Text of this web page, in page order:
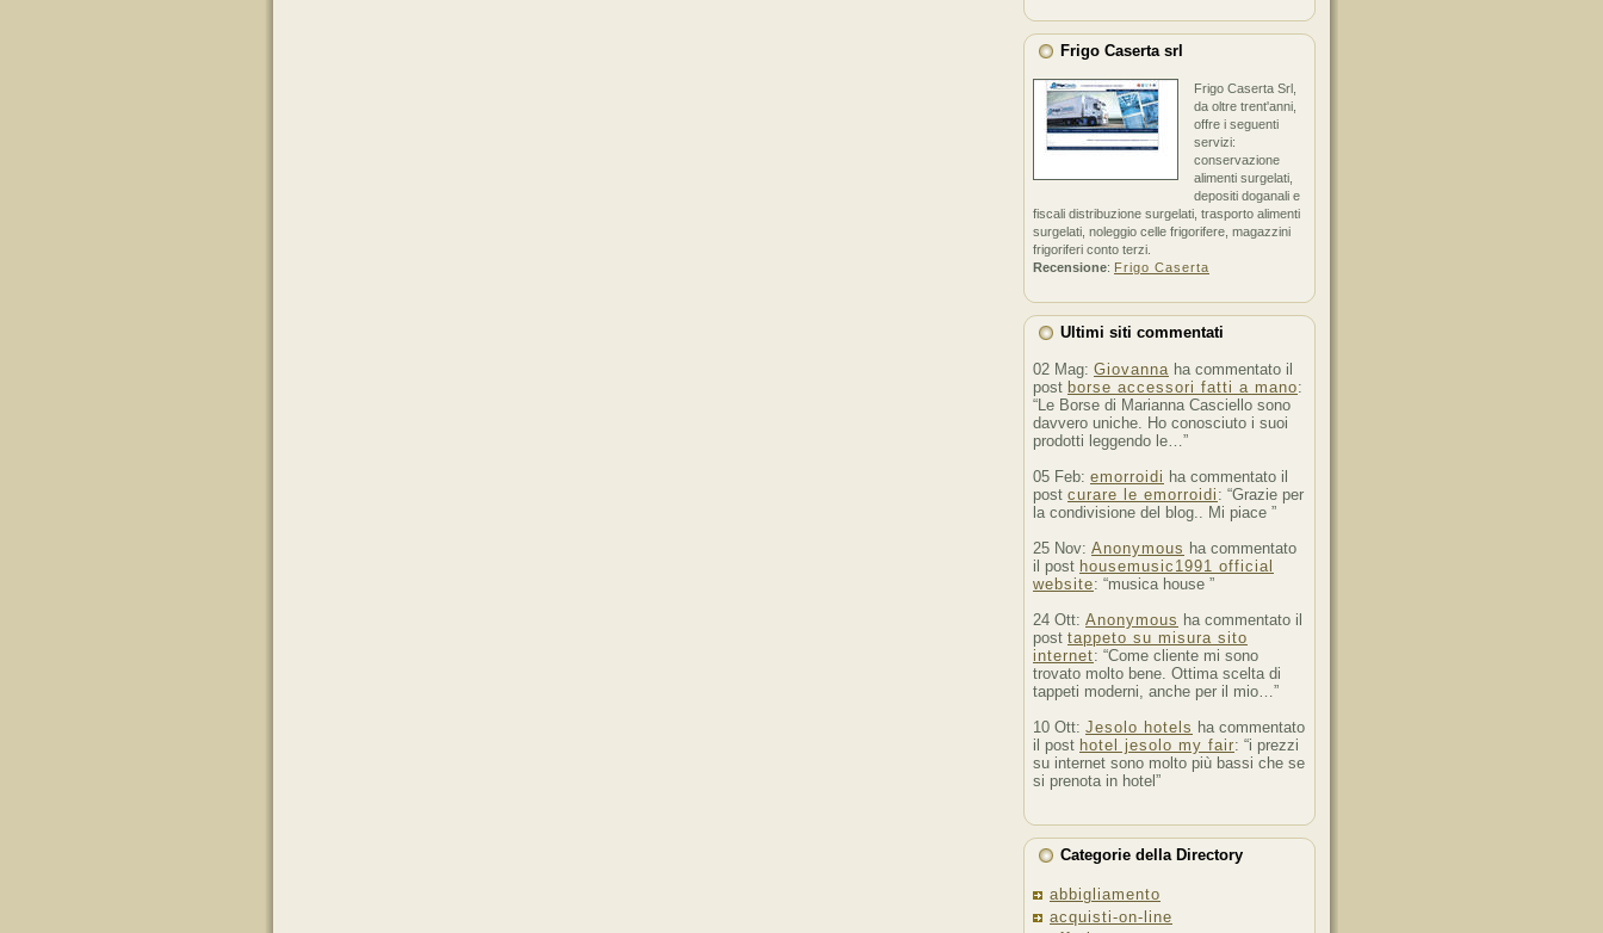
Frigo Caserta srl
Frigo Caserta Srl,
da oltre trent'anni,
offre i seguenti
servizi:
conservazione
alimenti surgelati,
depositi doganali e
fiscali distribuzione surgelati, trasporto alimenti
surgelati, noleggio celle frigorifere, magazzini
frigoriferi conto terzi.
Recensione: Frigo Caserta
Ultimi siti commentati
02 Mag: Giovanna ha commentato il
post borse accessori fatti a mano:
“Le Borse di Marianna Casciello sono
davvero uniche. Ho conosciuto i suoi
prodotti leggendo le…”
05 Feb: emorroidi ha commentato il
post curare le emorroidi : “Grazie per
la condivisione del blog.. Mi piace ”
25 Nov: Anonymous ha commentato
il post housemusic1991 official
website: “musica house ”
24 Ott: Anonymous ha commentato il
post tappeto su misura sito
internet: “Come cliente mi sono
trovato molto bene. Ottima scelta di
tappeti moderni, anche per il mio…”
10 Ott: Jesolo hotels ha commentato
il post hotel jesolo my fair: “i prezzi
su internet sono molto più bassi che se
si prenota in hotel”
Categorie della Directory
abbigliamento
acquisti-on-line